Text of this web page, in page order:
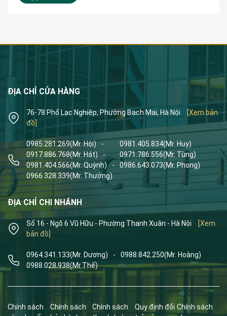
ĐỊA CHỈ CỬA HÀNG
76-78 Phố Lạc Nghiệp, Phường Bạch Mai, Hà Nội
[Xem bản
đồ]
0985.281.269(Mr. Hội) - 0981.405.834(Mr. Huy)
0917.886.768(Mr. Hát) - 0971.786.556(Mr. Tùng)
0981.404.566(Mr. Quỳnh) - 0986.643.073(Mr. Phong)
0966.328.339(Mr. Thưởng)
ĐỊA CHỈ CHI NHÁNH
Số 16 - Ngõ 6 Vũ Hữu - Phường Thanh Xuân - Hà Nội
[Xem
bản đồ]
0964.341.133(Mr. Dương) - 0988.842.250(Mr. Hoàng)
0988.028.938(Mr.Thế)
Chính sách
Chính sách
Chính sách
Quy định đổi Chính sách